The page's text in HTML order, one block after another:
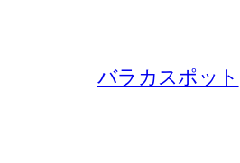
バラカスポット